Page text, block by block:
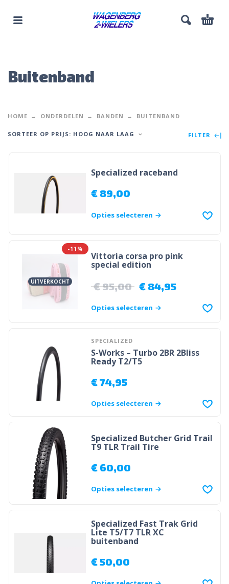
Buitenband
HOME ONDERDELEN BANDEN BUITENBAND
SORTEER OP PRIJS: HOOG NAAR LAAG FILTER
Specialized raceband
€89,00
Opties selecteren
-11%
UITVERKOCHT
Vittoria corsa pro pink
special edition
€95,00 €84,95
Opties selecteren
SPECIALIZED
S-Works – Turbo 2BR 2Bliss
Ready T2/T5
€74,95
Opties selecteren
Specialized Butcher Grid Trail
T9 TLR Trail Tire
€60,00
Opties selecteren
Specialized Fast Trak Grid
Lite T5/T7 TLR XC
buitenband
€50,00